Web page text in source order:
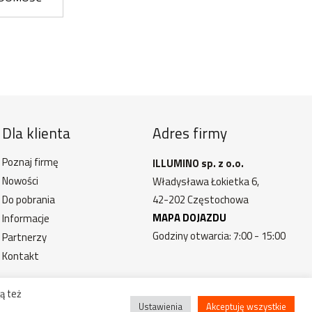
Dla klienta
Poznaj firmę
Nowości
Do pobrania
Informacje
Partnerzy
Kontakt
Adres firmy
ILLUMINO sp. z o.o.
Władysława Łokietka 6,
42-202 Częstochowa
MAPA DOJAZDU
Godziny otwarcia: 7:00 - 15:00
też
Ustawienia Akceptuję wszystkie